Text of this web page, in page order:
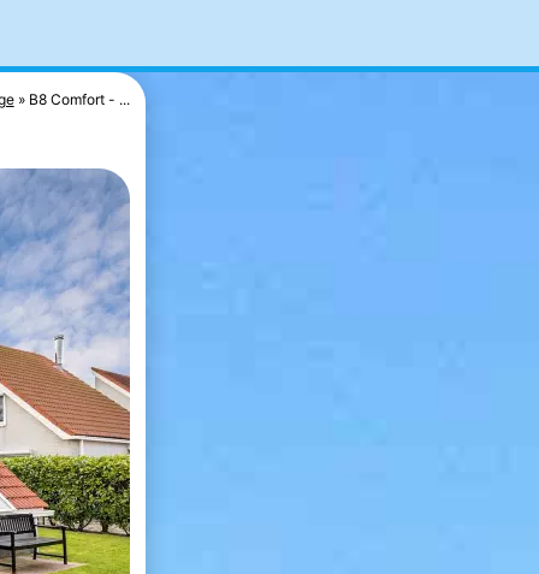
B8 Comfort - ...